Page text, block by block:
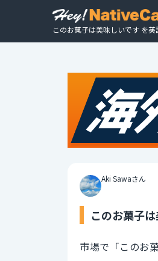
このお菓子は美味しいです を英
Aki Sawaさん
このお菓子
市場で「このお